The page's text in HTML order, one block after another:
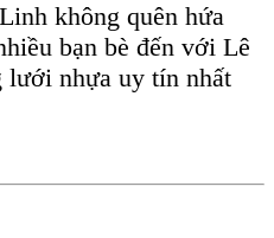
không quên hứa
bạn bè đến với Lê
nhựa uy tín nhất